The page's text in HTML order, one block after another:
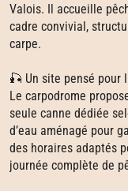
Valois. Il accueille
cadre convivial,
carpe.
🎣 Un site pensé pour
Le carpodrome
seule canne dédiée
d’eau aménagé pour
des horaires adaptés
journée complète de